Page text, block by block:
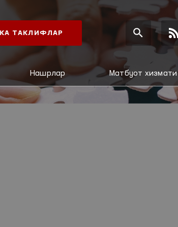
ТАКЛИФЛАР
Нашрлар Матбуот хизмати